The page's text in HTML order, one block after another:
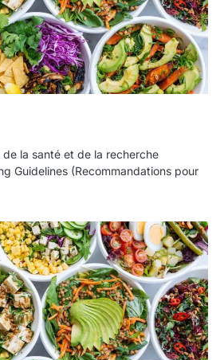
de la santé et de la recherche
Guidelines (Recommandations pour